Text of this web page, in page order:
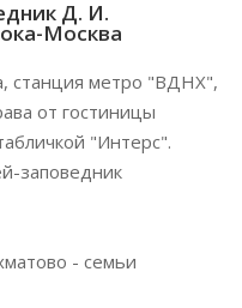
Д. И.
Москва
станция метро "ВДНХ",
от гостиницы
"Интерс".
заповедник
- семьи